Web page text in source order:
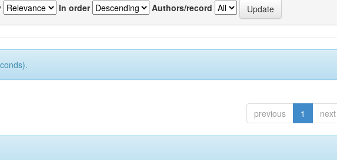
In order Authors/record
previous 1 next